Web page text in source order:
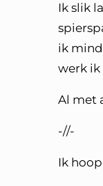
Ik slik
ik
werk ik
Al met
-//-
Ik